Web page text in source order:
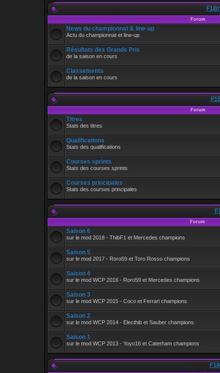
Forum
News du championnat & line-up
Actu du championnat et line-up
Résultats des Grands Prix
de la saison en cours
Classements
de la saison en cours
Forum
Titres
Stats des titres
Qualifications
Stats des qualifications
Courses sprints
Stats des courses sprints
Courses principales
Stats des courses principales
Forum
Saison 6
sur le mod 2018 - ThibF1 et Mercedes champions
Saison 5
sur le mod 2017 - Roro59 et Toro Rosso champions
Saison 4
sur le mod WCP 2016 - Roro59 et Mercedes champions
Saison 3
sur le mod WCP 2015 - Coco et Ferrari champions
Saison 2
sur le mod WCP 2014 - Electhib et Sauber champions
Saison 1
sur le mod WCP 2013 - Yoyo16 et Caterham champions